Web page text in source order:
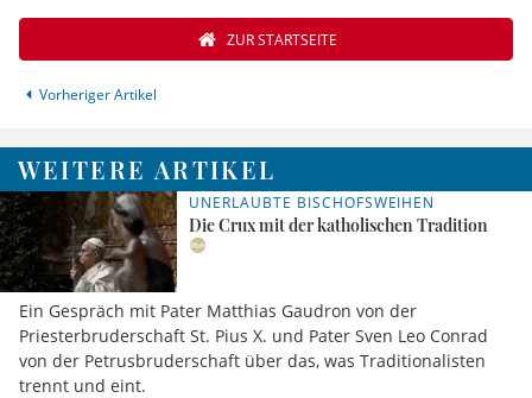
Vorheriger Artikel
ZUR STARTSEITE
WEITERE ARTIKEL
UNERLAUBTE BISCHOFSWEIHEN
Die Crux mit der katholischen Tradition
Ein Gespräch mit Pater Matthias Gaudron von der
Priesterbruderschaft St. Pius X. und Pater Sven Leo Conrad
von der Petrusbruderschaft über das, was Traditionalisten
trennt und eint.